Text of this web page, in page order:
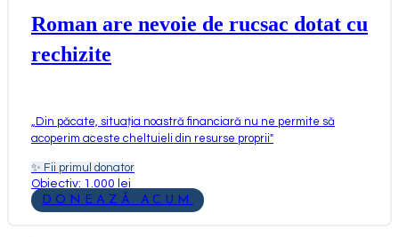
Roman are nevoie de rucsac dotat cu
rechizite
Din păcate, situația noastră financiară nu ne permite să
acoperim aceste cheltuieli din resurse proprii"
✨ Fii primul donator
Obiectiv: 1.000 lei
DONEAZĂ ACUM